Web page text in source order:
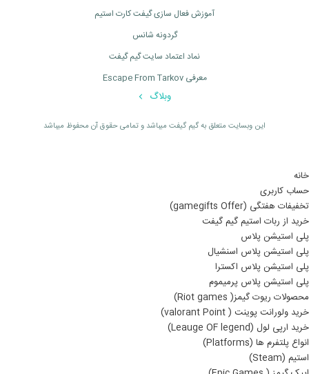
آموزش فعال سازی گیفت کارت استیم
گردونه شانس
نماد اعتماد سایت گیم گیفت
معرفی Escape From Tarkov
وبلاگ
اين وبسايت متعلق به گیم گیفت ميباشد و تمامی حقوق آن محفوظ ميباشد
خانه
حساب کاربری
تخفیفات هفتگی (gamegifts Offer)
خرید از ربات استیم گیم گیفت
پلی استیشن پلاس
پلی استیشن پلاس اسنشیال
پلی استیشن پلاس اکسترا
پلی استیشن پلاس پرمیموم
محصولات ریوت گیمز( Riot games)
خرید ولورانت پوینت ( valorant Point)
خرید ارپی لول (Leauge OF legend)
انواع پلتفرم ها (Platforms)
استیم (Steam)